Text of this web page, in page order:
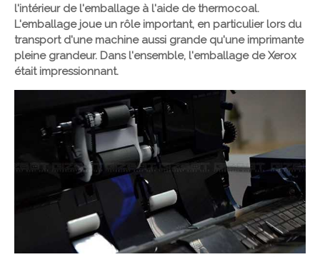
l'intérieur de l'emballage à l'aide de thermocoal.
L'emballage joue un rôle important, en particulier lors du
transport d'une machine aussi grande qu'une imprimante
pleine grandeur. Dans l'ensemble, l'emballage de Xerox
était impressionnant.